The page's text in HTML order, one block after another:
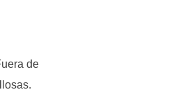
de